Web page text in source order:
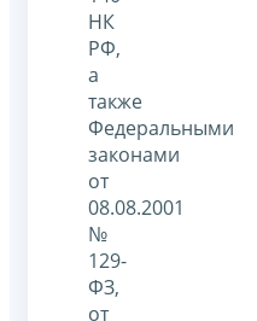
НК
РФ,
а
также
Федеральными
законами
от
08.08.2001
№
129-
ФЗ,
от